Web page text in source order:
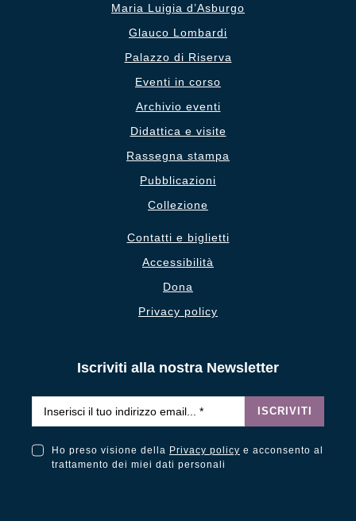
Maria Luigia d’Asburgo
Glauco Lombardi
Palazzo di Riserva
Eventi in corso
Archivio eventi
Didattica e visite
Rassegna stampa
Pubblicazioni
Collezione
Contatti e biglietti
Accessibilità
Dona
Privacy policy
Iscriviti alla nostra Newsletter
ISCRIVITI
Ho preso visione della Privacy policy e acconsento al
trattamento dei miei dati personali